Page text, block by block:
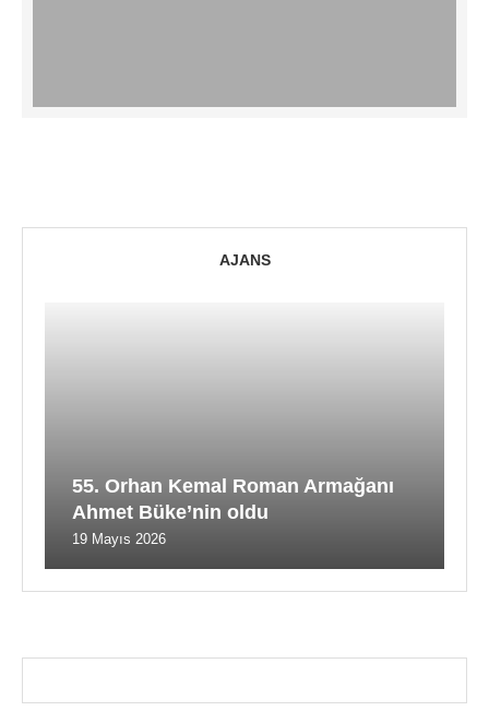
AJANS
55. Orhan Kemal Roman Armağanı
Ahmet Büke’nin oldu
19 Mayıs 2026